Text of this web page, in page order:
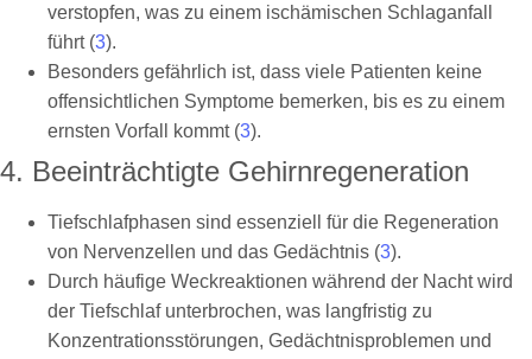
verstopfen, was zu einem ischämischen Schlaganfall
führt (3).
Besonders gefährlich ist, dass viele Patienten keine
offensichtlichen Symptome bemerken, bis es zu einem
ernsten Vorfall kommt (3).
4. Beeinträchtigte Gehirnregeneration
Tiefschlafphasen sind essenziell für die Regeneration
von Nervenzellen und das Gedächtnis (3).
Durch häufige Weckreaktionen während der Nacht wird
der Tiefschlaf unterbrochen, was langfristig zu
Konzentrationsstörungen, Gedächtnisproblemen und